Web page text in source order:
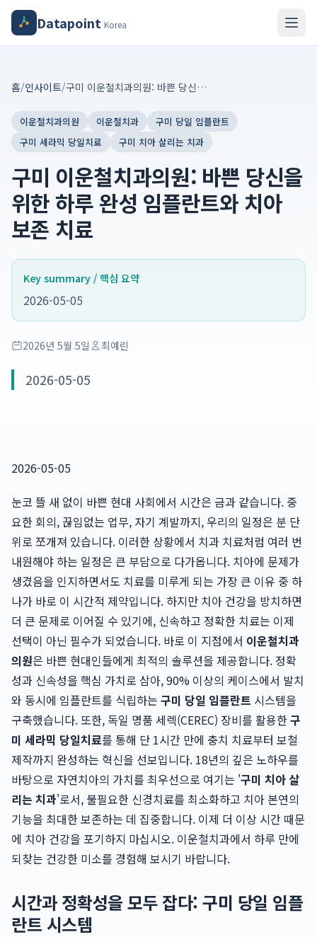
Datapoint Korea
홈/인사이트/ 구미 이운철치과의원: 바쁜 당신을 위한 하루 완성 임플란트와 치아 보존 치료
이운철치과의원 이운철치과
구미 당일 임플란트
구미 세라믹 당일치료
구미 치아 살리는 치과
구미 이운철치과의원: 바쁜 당신을
위한 하루 완성 임플란트와 치아
보존 치료
Key summary / 핵심 요약
2026-05-05
2026년 5월 5일 최예린
2026-05-05
2026-05-05
눈코 뜰 새 없이 바쁜 현대 사회에서 시간은 금과 같습니다. 중
요한 회의, 끊임없는 업무, 자기 계발까지, 우리의 일정은 분 단
위로 쪼개져 있습니다. 이러한 상황에서 치과 치료처럼 여러 번
내원해야 하는 일정은 큰 부담으로 다가옵니다. 치아에 문제가
생겼음을 인지하면서도 치료를 미루게 되는 가장 큰 이유 중 하
나가 바로 이 시간적 제약입니다. 하지만 치아 건강을 방치하면
더 큰 문제로 이어질 수 있기에, 신속하고 정확한 치료는 이제
선택이 아닌 필수가 되었습니다. 바로 이 지점에서 이운철치과
의원은 바쁜 현대인들에게 최적의 솔루션을 제공합니다. 정확
성과 신속성을 핵심 가치로 삼아, 90% 이상의 케이스에서 발치
와 동시에 임플란트를 식립하는 구미 당일 임플란트 시스템을
구축했습니다. 또한, 독일 명품 세렉(CEREC) 장비를 활용한구
미 세라믹 당일치료를 통해 단 1시간 만에 충치 치료부터 보철
제작까지 완성하는 혁신을 선보입니다. 18년의 깊은 노하우를
바탕으로 자연치아의 가치를 최우선으로 여기는 '구미 치아 살
리는 치과'로서, 불필요한 신경치료를 최소화하고 치아 본연의
기능을 최대한 보존하는 데 집중합니다. 이제 더 이상 시간 때문
에 치아 건강을 포기하지 마십시오. 이운철치과에서 하루 만에
되찾는 건강한 미소를 경험해 보시기 바랍니다.
시간과 정확성을 모두 잡다: 구미 당일 임플
란트 시스템